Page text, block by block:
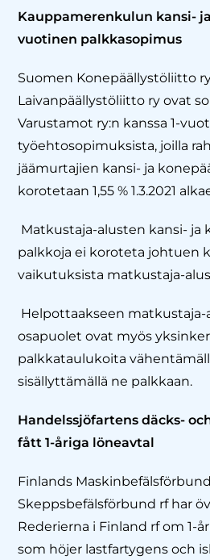
Kauppamerenkulun kansi-
vuotinen palkkasopimus
Suomen Konepäällystöliitto
Laivanpäällystöliitto ry ovat
Varustamot ry:n kanssa 1-
työehtosopimuksista, joilla
jäämurtajien kansi- ja
korotetaan 1,55 % 1.3.2021
Matkustaja-alusten kansi- ja
palkkoja ei koroteta johtuen
vaikutuksista matkustaja-
Helpottaakseen
osapuolet ovat myös
palkkataulukoita
sisällyttämällä ne palkkaan.
Handelssjöfartens däcks-
fått 1-åriga löneavtal
Finlands
Skeppsbefälsförbund rf har
Rederierna i Finland rf om 1-
som höjer lastfartygens och